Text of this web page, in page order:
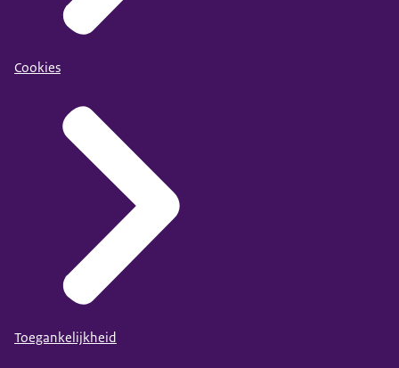
Cookies
Toegankelijkheid